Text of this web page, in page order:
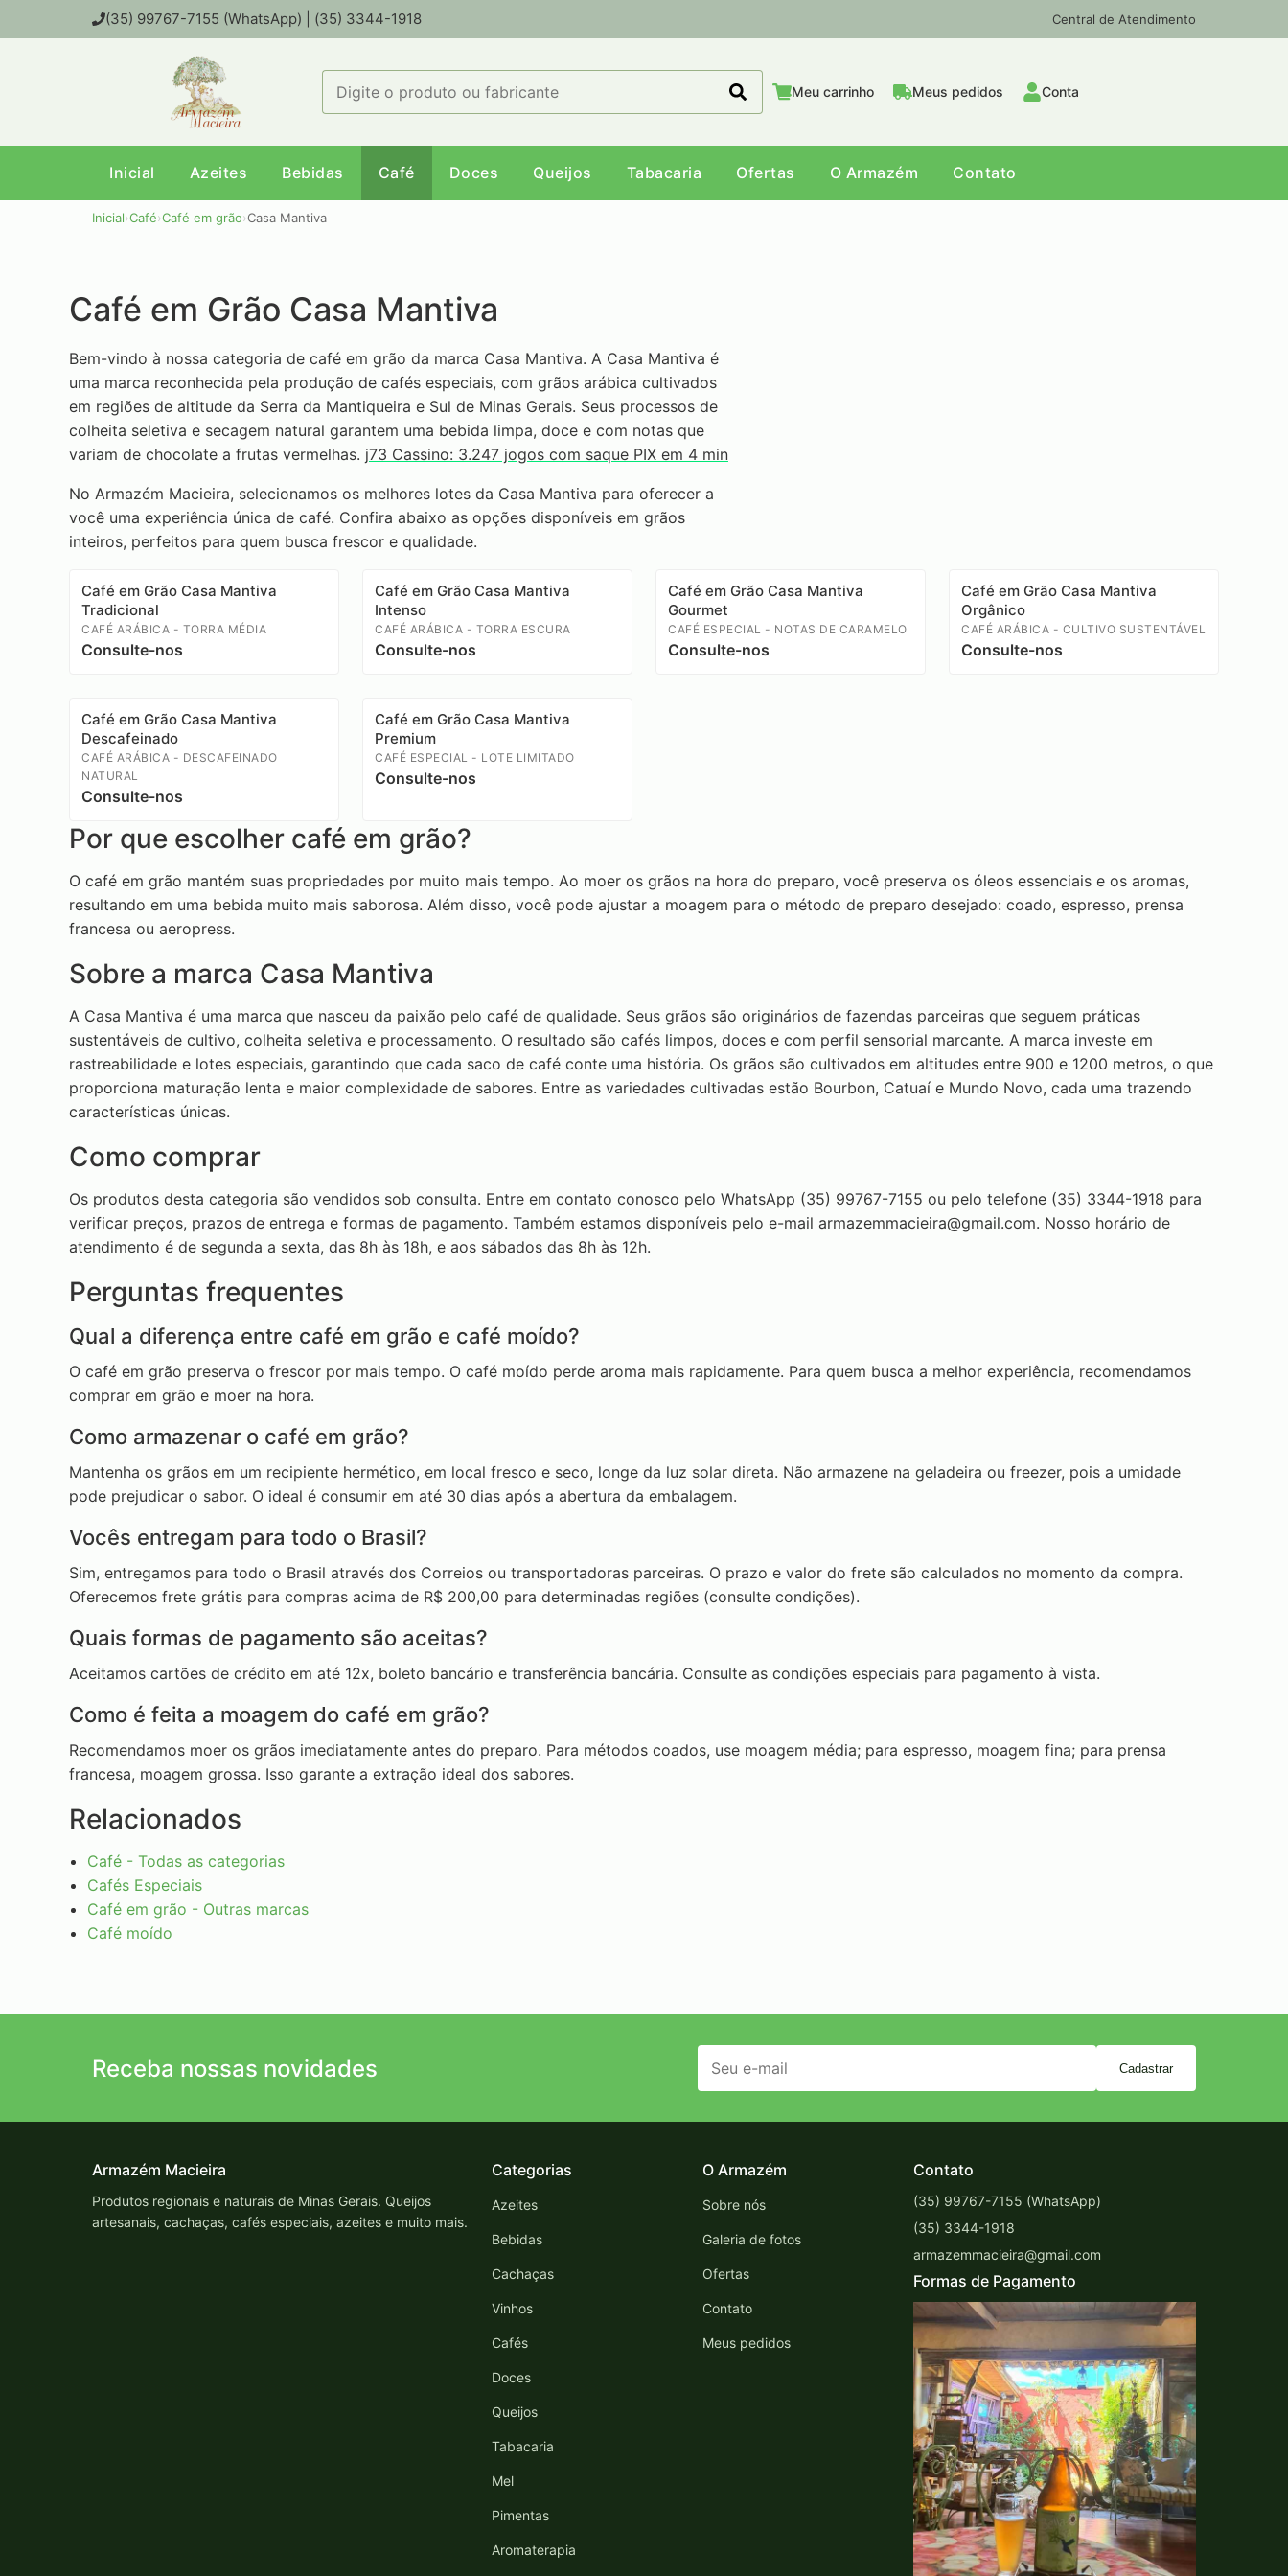
(35) 99767-7155 (WhatsApp) | (35) 3344-1918 Central de Atendimento
Meu carrinho Meus pedidos Conta
Inicial Azeites Bebidas Café Doces Queijos Tabacaria Ofertas O Armazém Contato
Inicial›Café›Café em grão›Casa Mantiva
Café em Grão Casa Mantiva
Bem-vindo à nossa categoria de café em grão da marca Casa Mantiva. A Casa Mantiva é
uma marca reconhecida pela produção de cafés especiais, com grãos arábica cultivados
em regiões de altitude da Serra da Mantiqueira e Sul de Minas Gerais. Seus processos de
colheita seletiva e secagem natural garantem uma bebida limpa, doce e com notas que
variam de chocolate a frutas vermelhas. j73 Cassino: 3.247 jogos com saque PIX em 4 min
No Armazém Macieira, selecionamos os melhores lotes da Casa Mantiva para oferecer a
você uma experiência única de café. Confira abaixo as opções disponíveis em grãos
inteiros, perfeitos para quem busca frescor e qualidade.
Café em Grão Casa Mantiva
Tradicional
CAFÉ ARÁBICA - TORRA MÉDIA
Consulte-nos
Café em Grão Casa Mantiva
Intenso
CAFÉ ARÁBICA - TORRA ESCURA
Consulte-nos
Café em Grão Casa Mantiva
Gourmet
CAFÉ ESPECIAL - NOTAS DE CARAMELO
Consulte-nos
Café em Grão Casa Mantiva
Orgânico
CAFÉ ARÁBICA - CULTIVO SUSTENTÁVEL
Consulte-nos
Café em Grão Casa Mantiva
Descafeinado
CAFÉ ARÁBICA - DESCAFEINADO
NATURAL
Consulte-nos
Café em Grão Casa Mantiva
Premium
CAFÉ ESPECIAL - LOTE LIMITADO
Consulte-nos
Por que escolher café em grão?
O café em grão mantém suas propriedades por muito mais tempo. Ao moer os grãos na hora do preparo, você preserva os óleos essenciais e os aromas,
resultando em uma bebida muito mais saborosa. Além disso, você pode ajustar a moagem para o método de preparo desejado: coado, espresso, prensa
francesa ou aeropress.
Sobre a marca Casa Mantiva
A Casa Mantiva é uma marca que nasceu da paixão pelo café de qualidade. Seus grãos são originários de fazendas parceiras que seguem práticas
sustentáveis de cultivo, colheita seletiva e processamento. O resultado são cafés limpos, doces e com perfil sensorial marcante. A marca investe em
rastreabilidade e lotes especiais, garantindo que cada saco de café conte uma história. Os grãos são cultivados em altitudes entre 900 e 1200 metros, o que
proporciona maturação lenta e maior complexidade de sabores. Entre as variedades cultivadas estão Bourbon, Catuaí e Mundo Novo, cada uma trazendo
características únicas.
Como comprar
Os produtos desta categoria são vendidos sob consulta. Entre em contato conosco pelo WhatsApp (35) 99767-7155 ou pelo telefone (35) 3344-1918 para
verificar preços, prazos de entrega e formas de pagamento. Também estamos disponíveis pelo e-mail armazemmacieira@gmail.com. Nosso horário de
atendimento é de segunda a sexta, das 8h às 18h, e aos sábados das 8h às 12h.
Perguntas frequentes
Qual a diferença entre café em grão e café moído?
O café em grão preserva o frescor por mais tempo. O café moído perde aroma mais rapidamente. Para quem busca a melhor experiência, recomendamos
comprar em grão e moer na hora.
Como armazenar o café em grão?
Mantenha os grãos em um recipiente hermético, em local fresco e seco, longe da luz solar direta. Não armazene na geladeira ou freezer, pois a umidade
pode prejudicar o sabor. O ideal é consumir em até 30 dias após a abertura da embalagem.
Vocês entregam para todo o Brasil?
Sim, entregamos para todo o Brasil através dos Correios ou transportadoras parceiras. O prazo e valor do frete são calculados no momento da compra.
Oferecemos frete grátis para compras acima de R$ 200,00 para determinadas regiões (consulte condições).
Quais formas de pagamento são aceitas?
Aceitamos cartões de crédito em até 12x, boleto bancário e transferência bancária. Consulte as condições especiais para pagamento à vista.
Como é feita a moagem do café em grão?
Recomendamos moer os grãos imediatamente antes do preparo. Para métodos coados, use moagem média; para espresso, moagem fina; para prensa
francesa, moagem grossa. Isso garante a extração ideal dos sabores.
Relacionados
Café - Todas as categorias
Cafés Especiais
Café em grão - Outras marcas
Café moído
Receba nossas novidades Cadastrar
Armazém Macieira
Produtos regionais e naturais de Minas Gerais. Queijos
artesanais, cachaças, cafés especiais, azeites e muito mais.
Categorias
Azeites
Bebidas
Cachaças
Vinhos
Cafés
Doces
Queijos
Tabacaria
Mel
Pimentas
Aromaterapia
O Armazém
Sobre nós
Galeria de fotos
Ofertas
Contato
Meus pedidos
Contato
(35) 99767-7155 (WhatsApp)
(35) 3344-1918
armazemmacieira@gmail.com
Formas de Pagamento